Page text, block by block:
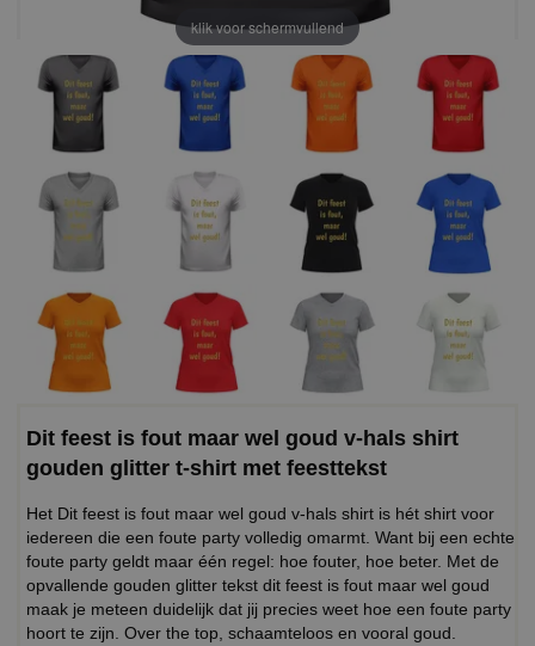
klik voor schermvullend
Dit feest is fout maar wel goud v-hals shirt
gouden glitter t-shirt met feesttekst
Het Dit feest is fout maar wel goud v-hals shirt is hét shirt voor
iedereen die een foute party volledig omarmt. Want bij een echte
foute party geldt maar één regel: hoe fouter, hoe beter. Met de
opvallende gouden glitter tekst dit feest is fout maar wel goud
maak je meteen duidelijk dat jij precies weet hoe een foute party
hoort te zijn. Over the top, schaamteloos en vooral goud.